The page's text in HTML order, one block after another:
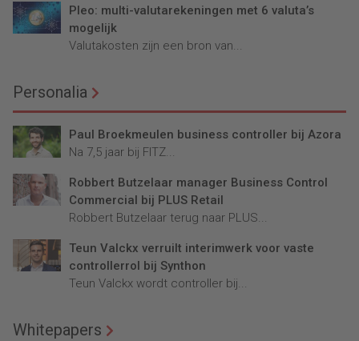
Pleo: multi-valutarekeningen met 6 valuta’s
mogelijk
Valutakosten zijn een bron van...
Personalia
Paul Broekmeulen business controller bij Azora
Na 7,5 jaar bij FITZ...
Robbert Butzelaar manager Business Control
Commercial bij PLUS Retail
Robbert Butzelaar terug naar PLUS...
Teun Valckx verruilt interimwerk voor vaste
controllerrol bij Synthon
Teun Valckx wordt controller bij...
Whitepapers